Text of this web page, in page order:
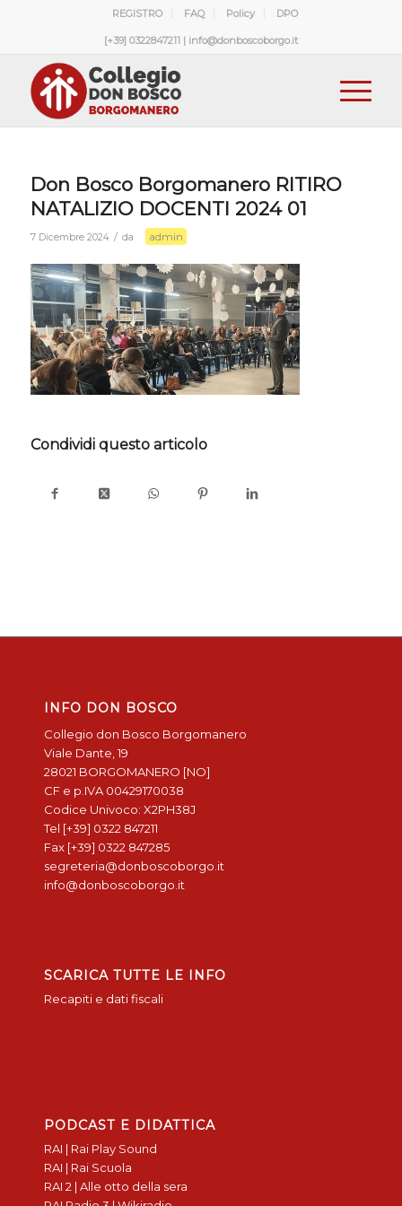
REGISTRO FAQ Policy DPO
[+39] 0322847211 | info@donboscoborgo.it
Don Bosco Borgomanero RITIRO
NATALIZIO DOCENTI 2024 01
7 Dicembre 2024 / da admin
Condividi questo articolo
INFO DON BOSCO
Collegio don Bosco Borgomanero
Viale Dante, 19
28021 BORGOMANERO [NO]
CF e p.IVA 00429170038
Codice Univoco: X2PH38J
Tel [+39] 0322 847211
Fax [+39] 0322 847285
segreteria@donboscoborgo.it
info@donboscoborgo.it
SCARICA TUTTE LE INFO
Recapiti e dati fiscali
PODCAST E DIDATTICA
RAI | Rai Play Sound
RAI | Rai Scuola
RAI 2 | Alle otto della sera